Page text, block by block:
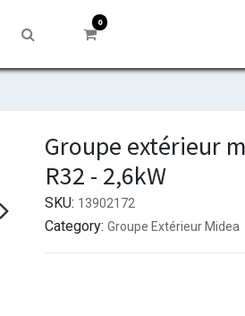
0
Groupe extérieur
R32 - 2,6kW
SKU: 13902172
Category: Groupe Extérieur Midea